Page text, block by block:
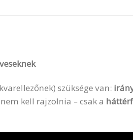
szüksége van:
kell rajzolnia – csak a